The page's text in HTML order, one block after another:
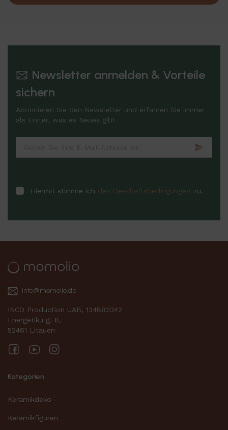
Newsletter anmelden & Vorteile
sichern
Abonnieren Sie den Newsletter und erfahren Sie immer
als Erster, was es Neues gibt
Hiermit stimme ich den Geschäftsbedingungen zu.
info@momolio.de
INCO Production UAB, 134882342
Energetiku g. 8,
52461 Litauen
FacebookYouTube
Kategorien
Keramikdeko
Keramikfiguren